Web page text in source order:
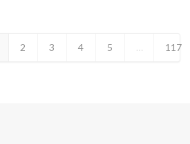
2 3 4 5 … 117